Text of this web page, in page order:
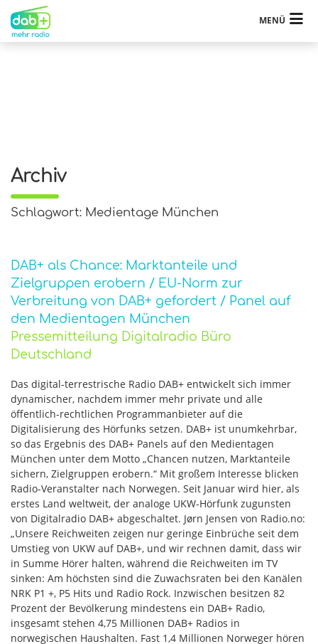
MENÜ
Archiv
Schlagwort: Medientage München
DAB+ als Chance: Marktanteile und
Zielgruppen erobern / EU-Norm zur
Verbreitung von DAB+ gefordert / Panel auf
den Medientagen München
Pressemitteilung Digitalradio Büro
Deutschland
Das digital-terrestrische Radio DAB+ entwickelt sich immer
dynamischer, nachdem immer mehr private und alle
öffentlich-rechtlichen Programmanbieter auf die
Digitalisierung des Hörfunks setzen. DAB+ ist unumkehrbar,
so das Ergebnis des DAB+ Panels auf den Medientagen
München unter dem Motto „Chancen nutzen, Marktanteile
sichern, Zielgruppen erobern.“ Mit großem Interesse blicken
Radio-Veranstalter nach Norwegen. Seit Januar wird hier, als
erstes Land weltweit, der analoge UKW-Hörfunk zugunsten
von Digitalradio DAB+ abgeschaltet. Jørn Jensen von Radio.no:
„Unsere Reichweiten zeigen nur geringe Einbrüche seit dem
Umstieg von UKW auf DAB+, und wir rechnen damit, dass wir
in Summe Hörer halten, während die Reichweiten im TV
sinken: Am höchsten sind die Zuwachsraten bei den Kanälen
NRK P1 +, P5 Hits und Radio Rock. Inzwischen besitzen 82
Prozent der Bevölkerung mindestens ein DAB+ Radio,
insgesamt stehen 4,75 Millionen DAB+ Radios in
norwegischen Haushalten. Fast 1,4 Millionen Norweger hören